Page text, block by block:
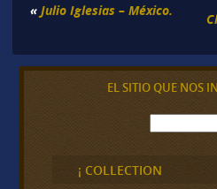
« Julio Iglesias – México.
EL SITIO QUE NOS
B
u
c
a
¡ COLLECTION